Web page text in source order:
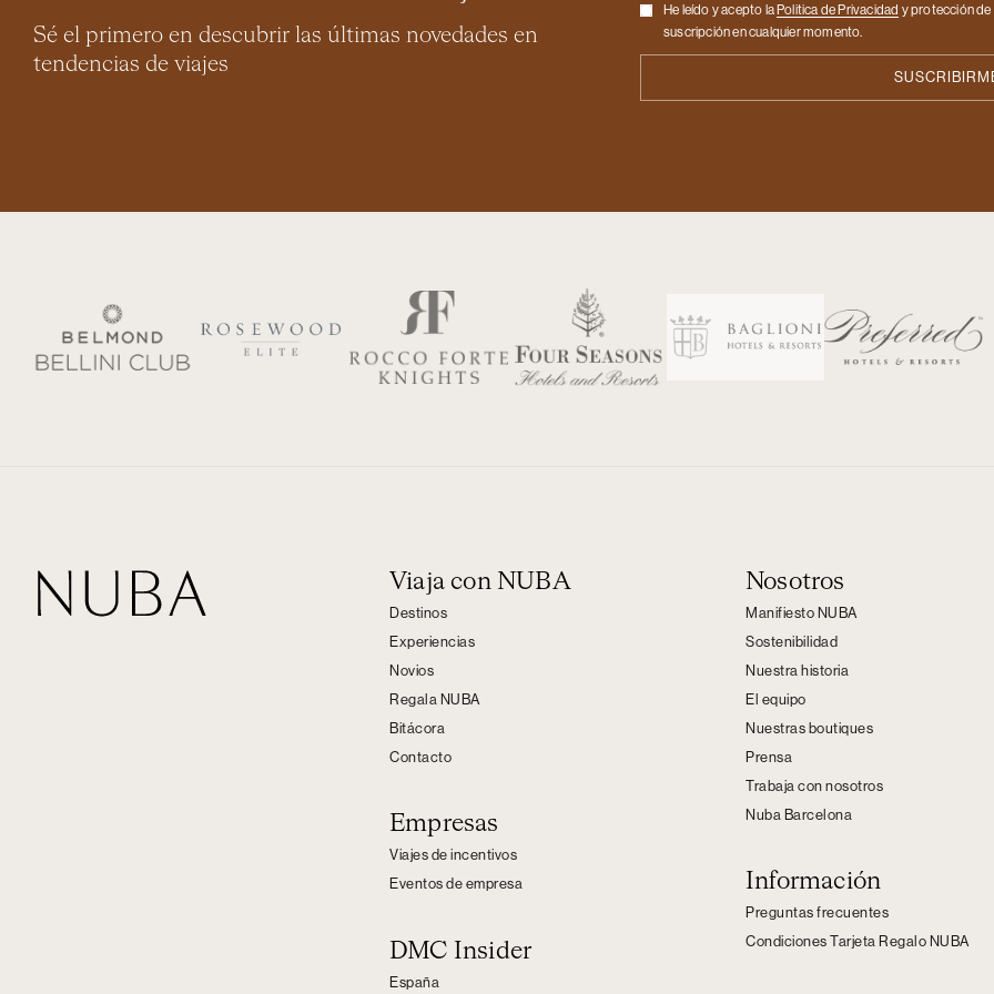
Sé el primero en descubrir las últimas novedades en
tendencias de viajes
He leído y acepto la Politica de Privacidad y protección de
suscripción en cualquier momento.
Viaja con NUBA
Destinos
Experiencias
Novios
Regala NUBA
Bitácora
Contacto
Empresas
Viajes de incentivos
Eventos de empresa
DMC Insider
España
Nosotros
Manifiesto NUBA
Sostenibilidad
Nuestra historia
El equipo
Nuestras boutiques
Prensa
Trabaja con nosotros
Nuba Barcelona
Información
Preguntas frecuentes
Condiciones Tarjeta Regalo NUBA